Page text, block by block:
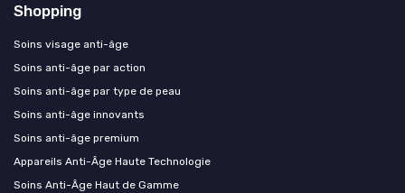
Shopping
Soins visage anti-âge
Soins anti-âge par action
Soins anti-âge par type de peau
Soins anti-âge innovants
Soins anti-âge premium
Appareils Anti-Âge Haute Technologie
Soins Anti-Âge Haut de Gamme